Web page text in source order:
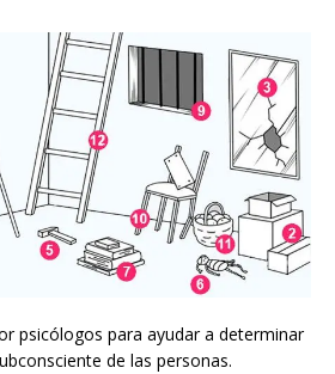
psicólogos para ayudar a determinar
de las personas.